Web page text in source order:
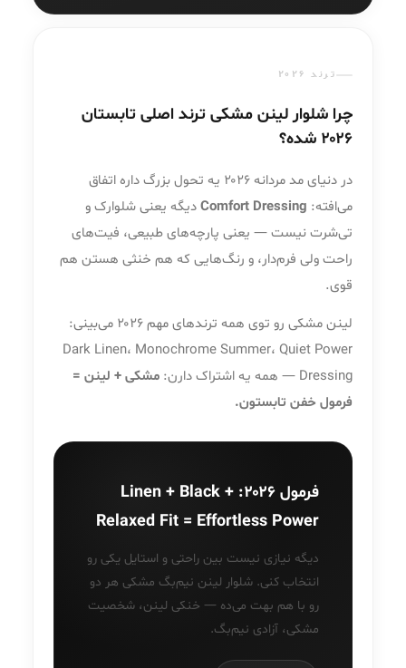
ترند ۲۰۲۶
چرا شلوار لینن مشکی ترند اصلی تابستان
۲۰۲۶ شده؟
در دنیای مد مردانه ۲۰۲۶ یه تحول بزرگ داره اتفاق
می‌افته: Comfort Dressingدیگه یعنی شلوارک و
تی‌شرت نیست — یعنی پارچه‌های طبیعی، فیت‌های
راحت ولی فرم‌دار، و رنگ‌هایی که هم خنثی هستن هم
قوی.
لینن مشکی رو توی همه ترندهای مهم ۲۰۲۶ می‌بینی:
Dark Linen، Monochrome Summer، Quiet Power
Dressing — همه یه اشتراک دارن:
مشکی + لینن =
فرمول خفن تابستون.
فرمول ۲۰۲۶: Linen + Black +
Relaxed Fit = Effortless Power
دیگه نیازی نیست بین راحتی و استایل یکی رو
انتخاب کنی. شلوار لینن نیم‌بگ مشکی هر دو
رو با هم بهت می‌ده — خنکی لینن، شخصیت
مشکی، آزادی نیم‌بگ.